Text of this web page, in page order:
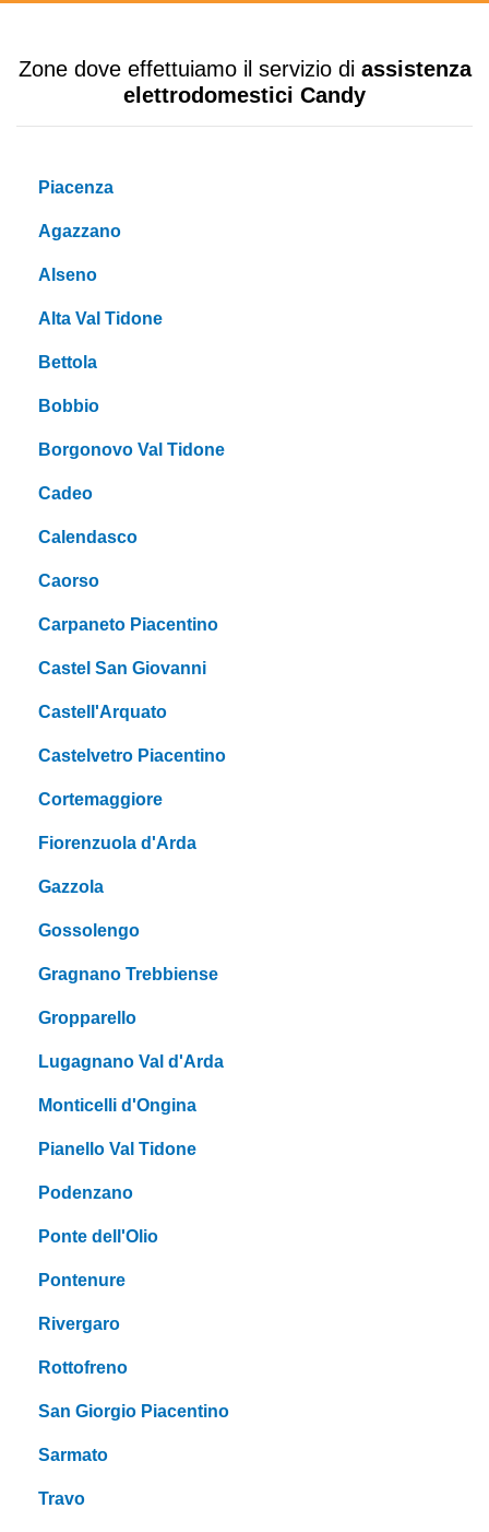
Zone dove effettuiamo il servizio di assistenza
elettrodomestici Candy
Piacenza
Agazzano
Alseno
Alta Val Tidone
Bettola
Bobbio
Borgonovo Val Tidone
Cadeo
Calendasco
Caorso
Carpaneto Piacentino
Castel San Giovanni
Castell'Arquato
Castelvetro Piacentino
Cortemaggiore
Fiorenzuola d'Arda
Gazzola
Gossolengo
Gragnano Trebbiense
Gropparello
Lugagnano Val d'Arda
Monticelli d'Ongina
Pianello Val Tidone
Podenzano
Ponte dell'Olio
Pontenure
Rivergaro
Rottofreno
San Giorgio Piacentino
Sarmato
Travo